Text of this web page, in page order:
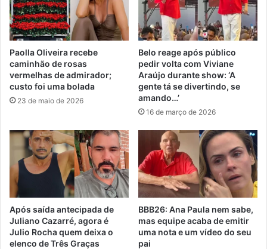
Paolla Oliveira recebe
caminhão de rosas
vermelhas de admirador;
custo foi uma bolada
23 de maio de 2026
Belo reage após público
pedir volta com Viviane
Araújo durante show: ‘A
gente tá se divertindo, se
amando…’
16 de março de 2026
Após saída antecipada de
Juliano Cazarré, agora é
Julio Rocha quem deixa o
elenco de Três Graças
BBB26: Ana Paula nem sabe,
mas equipe acaba de emitir
uma nota e um vídeo do seu
pai